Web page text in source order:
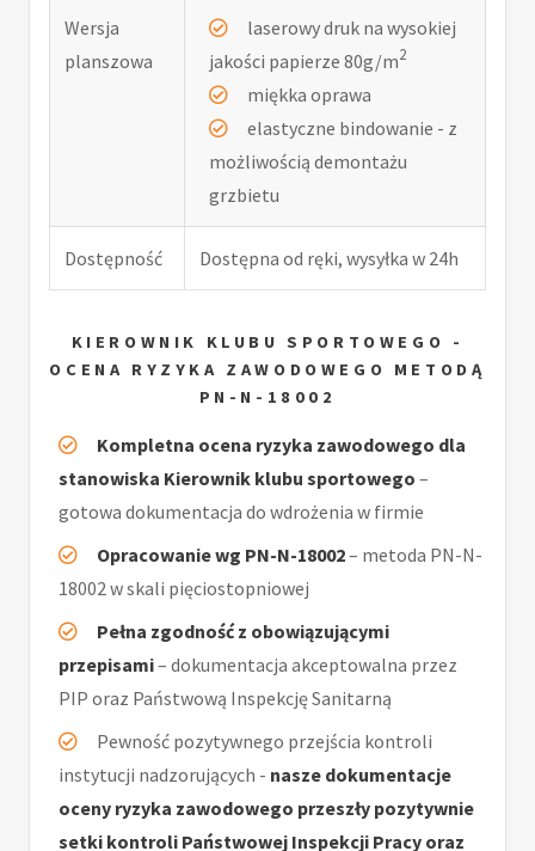
Wersja
planszowa
laserowy druk na wysokiej
jakości papierze 80g/m2
miękka oprawa
elastyczne bindowanie - z
możliwością demontażu
grzbietu
Dostępność Dostępna od ręki, wysyłka w 24h
KIEROWNIK KLUBU SPORTOWEGO -
OCENA RYZYKA ZAWODOWEGO METODĄ
PN-N-18002
Kompletna ocena ryzyka zawodowego dla
stanowiska Kierownik klubu sportowego –
gotowa dokumentacja do wdrożenia w firmie
Opracowanie wg PN-N-18002– metoda PN-N-
18002 w skali pięciostopniowej
Pełna zgodność z obowiązującymi
przepisami– dokumentacja akceptowalna przez
PIP oraz Państwową Inspekcję Sanitarną
Pewność pozytywnego przejścia kontroli
instytucji nadzorujących - nasze dokumentacje
oceny ryzyka zawodowego przeszły pozytywnie
setki kontroli Państwowej Inspekcji Pracy oraz